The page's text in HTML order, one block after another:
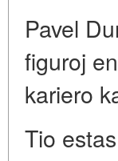
Pavel
figuroj
kariero
Tio